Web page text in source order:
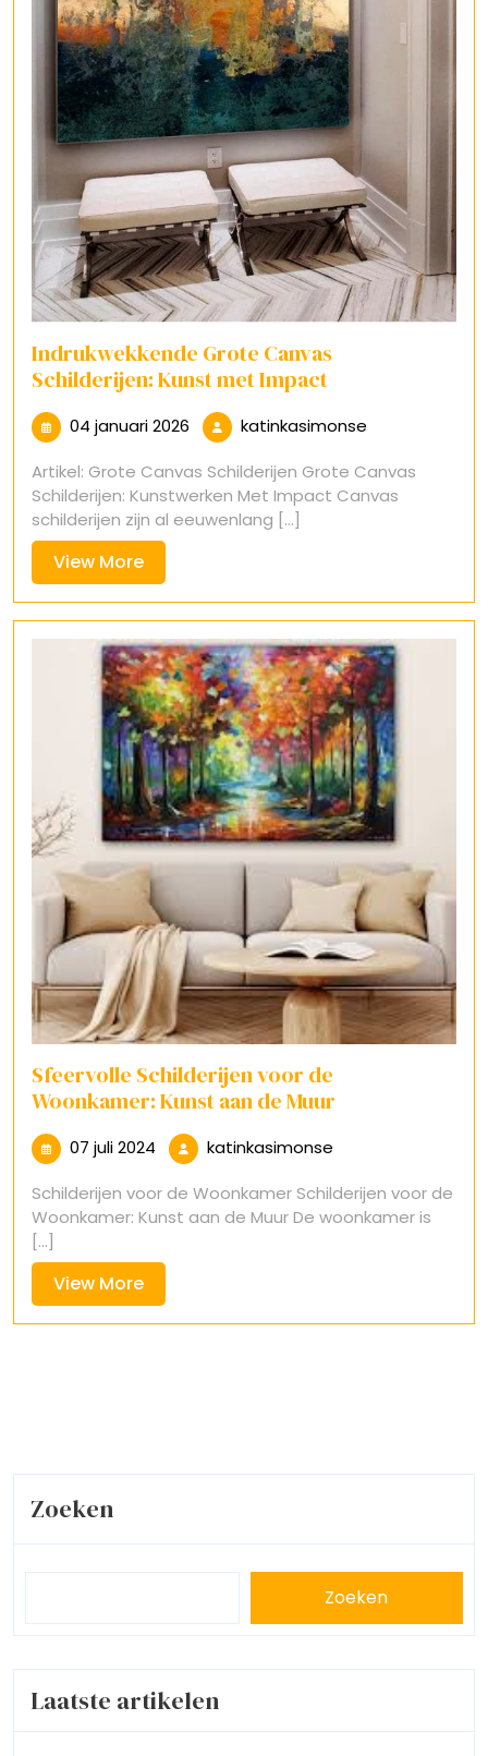
Indrukwekkende Grote Canvas
Schilderijen: Kunst met Impact
04 januari 2026 04
januari
2026
katinkasimonse
Artikel: Grote Canvas Schilderijen Grote Canvas
Schilderijen: Kunstwerken Met Impact Canvas
schilderijen zijn al eeuwenlang [...]
View MoreView
More
Sfeervolle Schilderijen voor de
Woonkamer: Kunst aan de Muur
07 juli 2024 07
2024
katinkasimonse
Schilderijen voor de Woonkamer Schilderijen voor de
Woonkamer: Kunst aan de Muur De woonkamer is
[...]
View MoreView
More
Zoeken
Zoeken
Laatste artikelen